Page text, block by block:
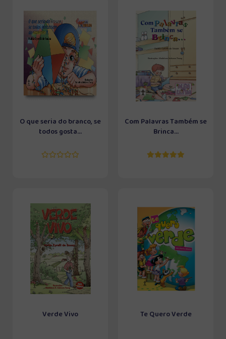
O que seria do branco, se
todos gosta...
Com Palavras Também se
Brinca...
Verde Vivo Te Quero Verde